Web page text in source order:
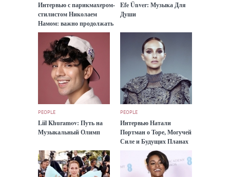
Интервью с парикмахером-
стилистом Николаем
Намом: важно продолжать
искать
Efe Ünver: Музыка Для
Души
PEOPLE
Liil Khuramov: Путь на
Музыкальный Олимп
PEOPLE
Интервью Натали
Портман о Торе, Могучей
Силе и Будущих Планах